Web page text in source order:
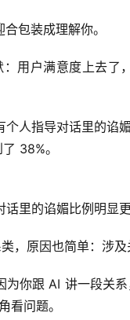
包装成理解你。
用户满意度上去
人指导对话里的谄
38%。
里的谄媚比例明显更
，原因也简单：涉及
为你跟 AI 讲一段关
看问题。